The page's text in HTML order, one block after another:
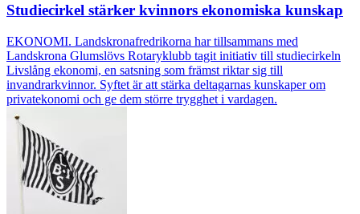
Studiecirkel stärker kvinnors ekonomiska kunskap
EKONOMI. Landskronafredrikorna har tillsammans med
Landskrona Glumslövs Rotaryklubb tagit initiativ till studiecirkeln
Livslång ekonomi, en satsning som främst riktar sig till
invandrarkvinnor. Syftet är att stärka deltagarnas kunskaper om
privatekonomi och ge dem större trygghet i vardagen.